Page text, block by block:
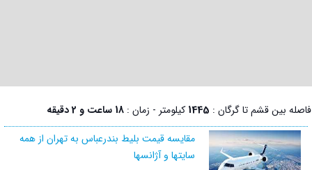
فاصله بین قشم تا گرگان : 1445کیلومتر - زمان : 18 ساعت و 2 دقیقه
مقایسه قیمت بلیط بندرعباس به تهران از همه
سایتها و آژانسها